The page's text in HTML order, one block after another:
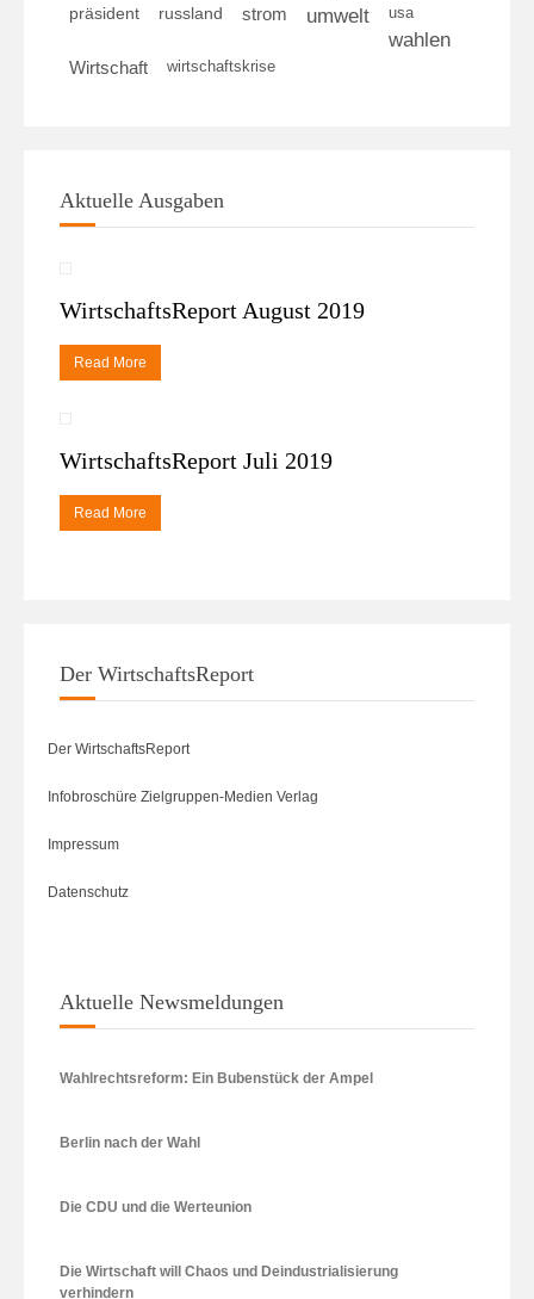
präsident russland strom umwelt usa
wahlen
Wirtschaft wirtschaftskrise
Aktuelle Ausgaben
WirtschaftsReport August 2019
Read More
WirtschaftsReport Juli 2019
Read More
Der WirtschaftsReport
Der WirtschaftsReport
Infobroschüre Zielgruppen-Medien Verlag
Impressum
Datenschutz
Aktuelle Newsmeldungen
Wahlrechtsreform: Ein Bubenstück der Ampel
Berlin nach der Wahl
Die CDU und die Werteunion
Die Wirtschaft will Chaos und Deindustrialisierung
verhindern